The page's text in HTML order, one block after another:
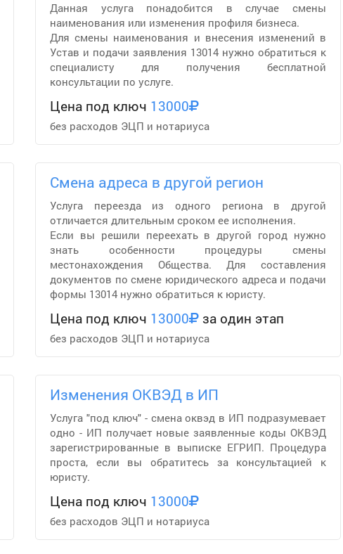
Данная услуга понадобится в случае смены
наименования или изменения профиля бизнеса.
Для смены наименования и внесения изменений в
Устав и подачи заявления 13014 нужно обратиться к
специалисту для получения бесплатной
консультации по услуге.
Цена под ключ 13000
без расходов ЭЦП и нотариуса
Смена адреса в другой регион
Услуга переезда из одного региона в другой
отличается длительным сроком ее исполнения.
Если вы решили переехать в другой город нужно
знать особенности процедуры смены
местонахождения Общества. Для составления
документов по смене юридического адреса и подачи
формы 13014 нужно обратиться к юристу.
Цена под ключ 13000 за один этап
без расходов ЭЦП и нотариуса
Изменения ОКВЭД в ИП
Услуга "под ключ" - смена оквэд в ИП подразумевает
одно - ИП получает новые заявленные коды ОКВЭД
зарегистрированные в выписке ЕГРИП. Процедура
проста, если вы обратитесь за консультацией к
юристу.
Цена под ключ 13000
без расходов ЭЦП и нотариуса